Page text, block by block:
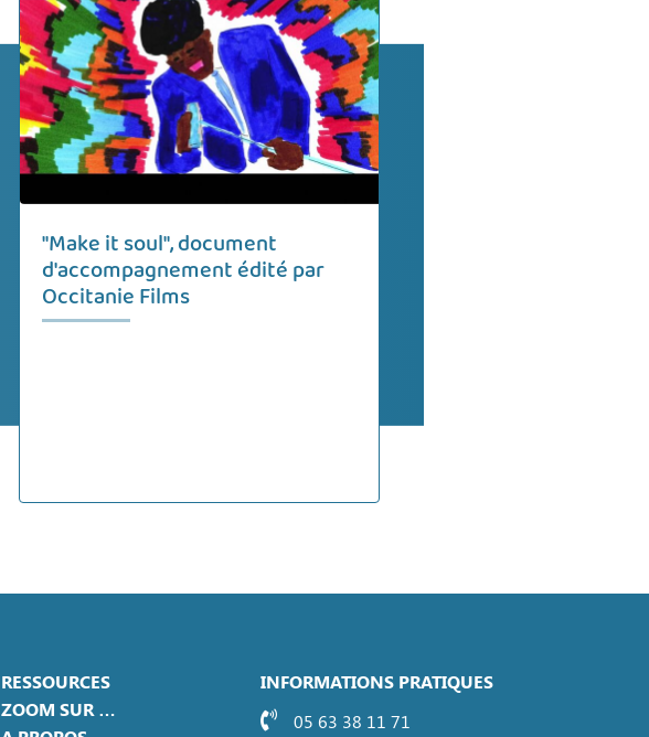
"Make it soul", document
d'accompagnement édité par
Occitanie Films
RESSOURCES
ZOOM SUR …
INFORMATIONS PRATIQUES
05 63 38 11 71